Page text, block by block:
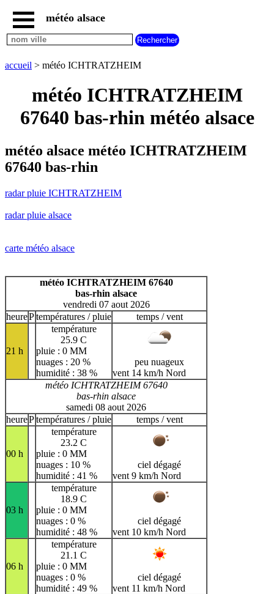
accueil
radar
ICHTRATZHEIM
radar
alsace
carte
météo
météo
H
I J K L M
N
T
U
V
W X Y Z
météo alsace
accueil > météo ICHTRATZHEIM
météo ICHTRATZHEIM
67640 bas-rhin météo alsace
météo alsace météo ICHTRATZHEIM
67640 bas-rhin
radar pluie ICHTRATZHEIM
radar pluie alsace
carte météo alsace
météo ICHTRATZHEIM 67640
bas-rhin alsace
vendredi 07 aout 2026
heurePtempératures / pluie temps / vent
21 h
température
25.9 C
pluie : 0 MM
nuages : 20 %
humidité : 38 %
peu nuageux
vent 14 km/h Nord
météo ICHTRATZHEIM 67640
bas-rhin alsace
samedi 08 aout 2026
heurePtempératures / pluie temps / vent
00 h
température
23.2 C
pluie : 0 MM
nuages : 10 %
humidité : 41 %
ciel dégagé
vent 9 km/h Nord
03 h
température
18.9 C
pluie : 0 MM
nuages : 0 %
humidité : 48 %
ciel dégagé
vent 10 km/h Nord
06 h
température
21.1 C
pluie : 0 MM
nuages : 0 %
humidité : 49 %
ciel dégagé
vent 11 km/h Nord